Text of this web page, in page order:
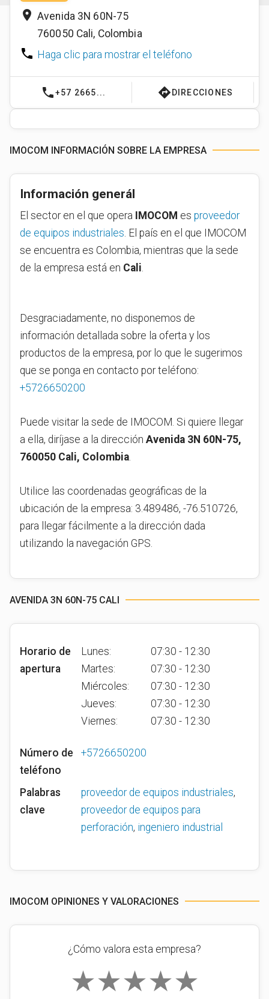
place Avenida 3N 60N-75
760050 Cali, Colombia
phone Haga clic para mostrar el teléfono
phone+57 2665... directions DIRECCIONES
IMOCOM INFORMACIÓN SOBRE LA EMPRESA
Información generál
El sector en el que opera IMOCOM es proveedor
de equipos industriales. El país en el que IMOCOM
se encuentra es Colombia, mientras que la sede
de la empresa está en Cali.
Desgraciadamente, no disponemos de
información detallada sobre la oferta y los
productos de la empresa, por lo que le sugerimos
que se ponga en contacto por teléfono:
+5726650200
Puede visitar la sede de IMOCOM. Si quiere llegar
a ella, diríjase a la dirección Avenida 3N 60N-75,
760050 Cali, Colombia
Utilice las coordenadas geográficas de la
ubicación de la empresa: 3.489486, -76.510726,
para llegar fácilmente a la dirección dada
utilizando la navegación GPS.
AVENIDA 3N 60N-75 CALI
Horario de
apertura
Lunes:
07:30 - 12:30
Martes:
07:30 - 12:30
Miércoles:
07:30 - 12:30
Jueves:
07:30 - 12:30
Viernes:
07:30 - 12:30
Número de
teléfono
+5726650200
Palabras
clave
proveedor de equipos industriales,
proveedor de equipos para
perforación, ingeniero industrial
IMOCOM OPINIONES Y VALORACIONES
¿Cómo valora esta empresa?
★
★
★
★
★